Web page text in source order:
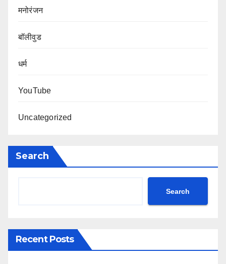
मनोरंजन
बॉलीवुड
धर्म
YouTube
Uncategorized
Search
Search
Recent Posts